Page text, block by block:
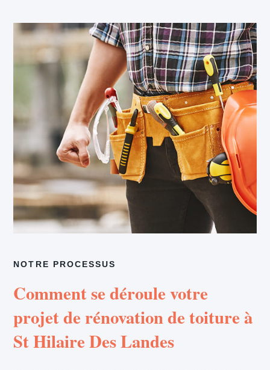
NOTRE PROCESSUS
Comment se déroule votre
projet de rénovation de toiture à
St Hilaire Des Landes